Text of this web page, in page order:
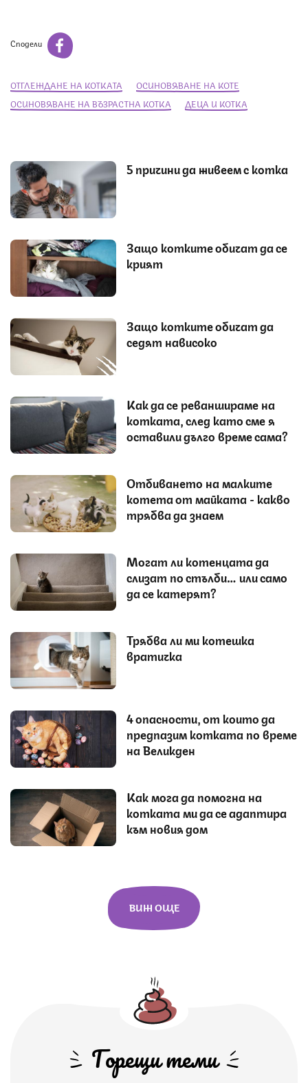
Сподели
ОТГЛЕЖДАНЕ НА КОТКАТА
ОСИНОВЯВАНЕ НА КОТЕ
ОСИНОВЯВАНЕ НА ВЪЗРАСТНА КОТКА
ДЕЦА И КОТКА
5 причини да живеем с котка
Защо котките обичат да се
крият
Защо котките обичат да
седят нависоко
Как да се реваншираме на
котката, след като сме я
оставили дълго време сама?
Отбиването на малките
котета от майката - какво
трябва да знаем
Могат ли котенцата да
слизат по стълби… или само
да се катерят?
Трябва ли ми котешка
вратичка
4 опасности, от които да
предпазим котката по време
на Великден
Как мога да помогна на
котката ми да се адаптира
към новия дом
ВИЖ ОЩЕ
Горещи теми